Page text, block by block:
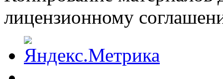
лицензионному